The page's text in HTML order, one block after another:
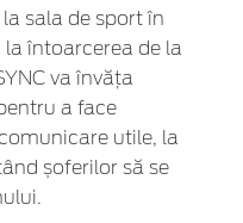
sala de sport în
întoarcerea de la
va învăța
a face
utile, la
șoferilor să se